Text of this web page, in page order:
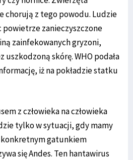
chorują z tego powodu. Ludzie
powietrze zanieczyszczone
zainfekowanych gryzoni,
skórę. WHO podała
iż na pokładzie statku
z człowieka na człowieka
tylko w sytuacji, gdy mamy
gatunkiem
się Andes. Ten hantawirus